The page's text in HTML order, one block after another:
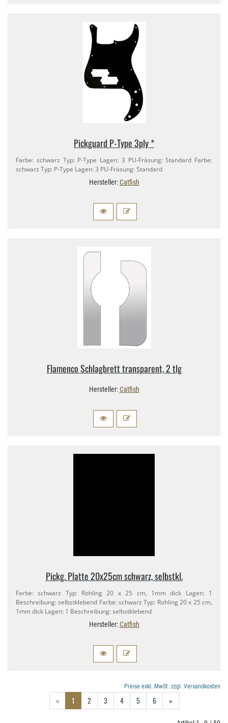
Pickguard P-​Type 3ply *
Farbe: schwarz Typ: P-​Type Lagen: 3 PU-​Fräsung: Standard Farbe:
schwarz Typ: P-​Type Lagen: 3 PU-​Fräsung: Standard
Hersteller:Catfish
Flamenco Schlagbrett transparent, 2 tlg
Hersteller:Catfish
Pickg. Platte 20x25cm schwarz, selbstkl.
Farbe: schwarz Typ: Rohling 20 x 25 cm, 1mm dick Lagen: 1
Beschreibung: selbstklebend Farbe: schwarz Typ: Rohling 20 x 25 cm,
1mm dick Lagen: 1 Beschreibung: selbstklebend
Hersteller:Catfish
Preise exkl. MwSt. zzgl. Versandkosten
« 1 2 3 4 5 6 »